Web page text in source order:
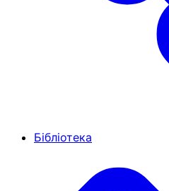
Бібліотека